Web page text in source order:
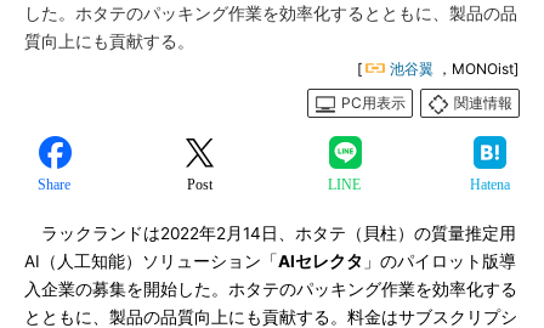
した。ホタテのパッキング作業を効率化するとともに、製品の品
質向上にも貢献する。
[ 池谷翼 ，MONOist]
PC用表示
関連情報
Share Post LINE Hatena
ラックランドは2022年2月14日、ホタテ（貝柱）の質量推定用
AI（人工知能）ソリューション「AIセレクタ 」のパイロット版導
入企業の募集を開始した。ホタテのパッキング作業を効率化する
とともに、製品の品質向上にも貢献する。料金はサブスクリプシ